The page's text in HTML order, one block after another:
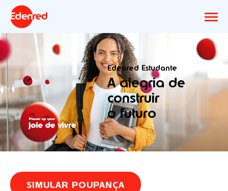
Edenred Estudante
A alegria de
construir
o futuro
SIMULAR POUPANÇA